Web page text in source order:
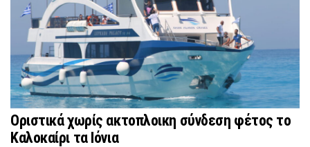
Οριστικά χωρίς ακτοπλοικη σύνδεση φέτος το
Καλοκαίρι τα Ιόνια